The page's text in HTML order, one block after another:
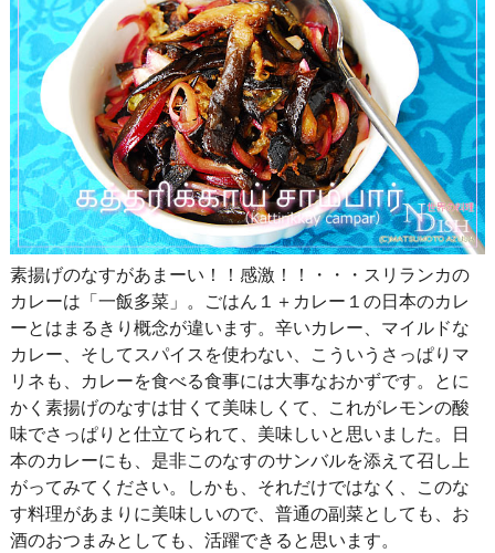
素揚げのなすがあまーい！！感激！！・・・スリランカの
カレーは「一飯多菜」。ごはん１＋カレー１の日本のカレ
ーとはまるきり概念が違います。辛いカレー、マイルドな
カレー、そしてスパイスを使わない、こういうさっぱりマ
リネも、カレーを食べる食事には大事なおかずです。とに
かく素揚げのなすは甘くて美味しくて、これがレモンの酸
味でさっぱりと仕立てられて、美味しいと思いました。日
本のカレーにも、是非このなすのサンバルを添えて召し上
がってみてください。しかも、それだけではなく、このな
す料理があまりに美味しいので、普通の副菜としても、お
酒のおつまみとしても、活躍できると思います。